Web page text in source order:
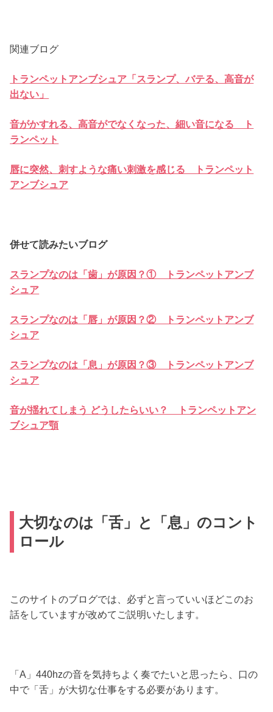
関連ブログ
トランペットアンブシュア「スランプ、バテる、高音が
出ない」
音がかすれる、高音がでなくなった、細い音になる ト
ランペット
唇に突然、刺すような痛い刺激を感じる トランペット
アンブシュア
併せて読みたいブログ
スランプなのは「歯」が原因？① トランペットアンブ
シュア
スランプなのは「唇」が原因？② トランペットアンブ
シュア
スランプなのは「息」が原因？③ トランペットアンブ
シュア
音が揺れてしまう どうしたらいい？ トランペットアン
ブシュア顎
大切なのは「舌」と「息」のコント
ロール
このサイトのブログでは、必ずと言っていいほどこのお
話をしていますが改めてご説明いたします。
「A」440hzの音を気持ちよく奏でたいと思ったら、口の
中で「舌」が大切な仕事をする必要があります。